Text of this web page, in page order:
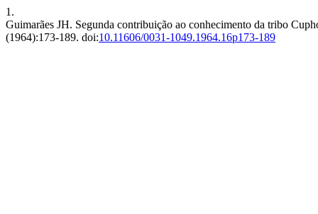
1.
Guimarães JH. Segunda contribuição ao conhecimento da tribo
(1964):173-189. doi:10.11606/0031-1049.1964.16p173-189